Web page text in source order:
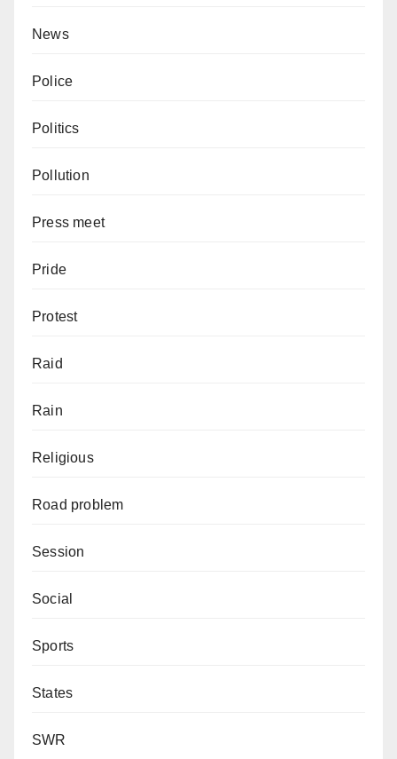
News
Police
Politics
Pollution
Press meet
Pride
Protest
Raid
Rain
Religious
Road problem
Session
Social
Sports
States
SWR